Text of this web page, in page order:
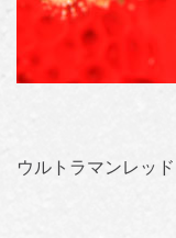
ウルトラマンレッ